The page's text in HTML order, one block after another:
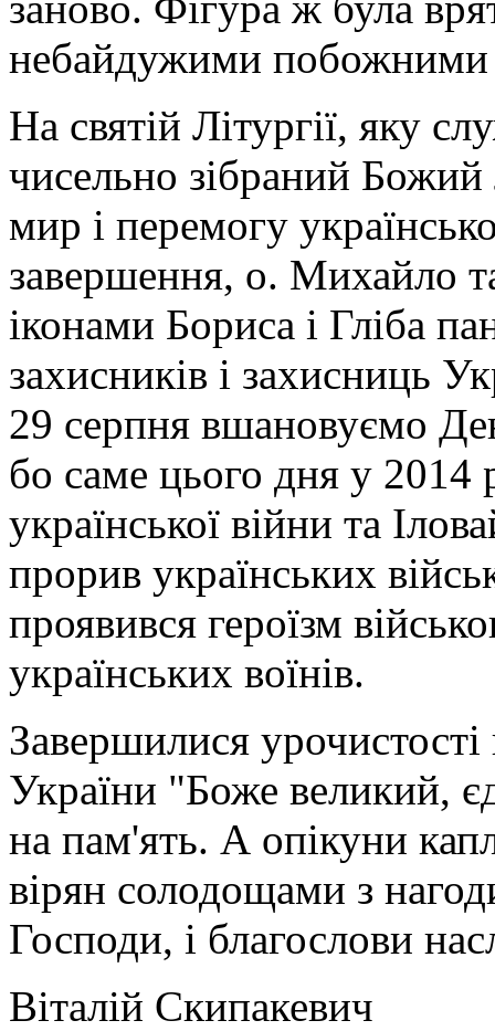
небайдужими побожними
На святій Літургії, яку
чисельно зібраний
мир і перемогу
завершення, о. Михайло
іконами Бориса і Гліба
захисників і захисниць
29 серпня вшановуємо
бо саме цього дня у 2014
української війни та
прорив українських
проявився героїзм
українських воїнів.
Завершилися
України "Боже великий,
на пам'ять. А опікуни
вірян солодощами з
Господи, і благослови
Віталій Скипакевич